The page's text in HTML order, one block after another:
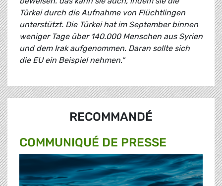
Türkei durch die Aufnahme von Flüchtlingen
unterstützt. Die Türkei hat im September binnen
weniger Tage über 140.000 Menschen aus Syrien
und dem Irak aufgenommen. Daran sollte sich
die EU ein Beispiel nehmen.“
RECOMMANDÉ
COMMUNIQUÉ DE PRESSE